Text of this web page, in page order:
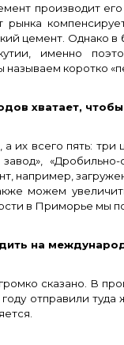
производит
рынка
цемент. Однако в
именно
коротко
хватает, чтобы
их всего пять: три
например,
можем
в Приморье мы
на
сказано. В
отправили